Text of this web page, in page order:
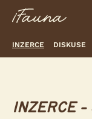
INZERCE DISKUSE
INZERCE -